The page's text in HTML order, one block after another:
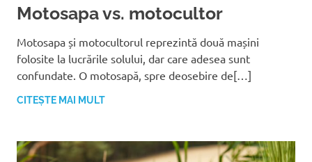
Motosapa vs. motocultor
Motosapa și motocultorul reprezintă două mașini
folosite la lucrările solului, dar care adesea sunt
confundate. O motosapă, spre deosebire de[…]
CITEȘTE MAI MULT